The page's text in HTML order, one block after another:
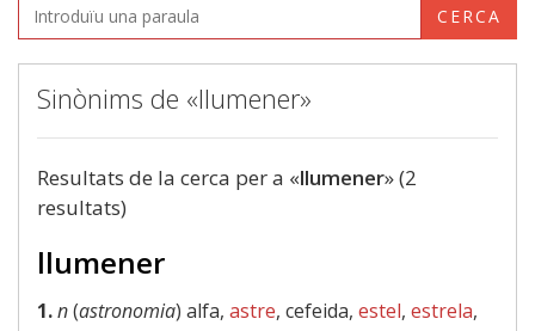
CERCA
Sinònims de «llumener»
Resultats de la cerca per a «llumener» (2
resultats)
llumener
1.n(astronomia) alfa, astre, cefeida, estel, estrela,